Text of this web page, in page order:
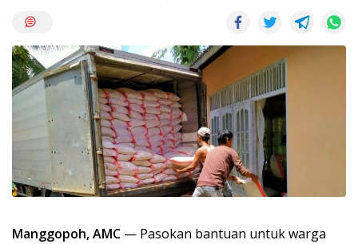
Manggopoh, AMC — Pasokan bantuan untuk warga